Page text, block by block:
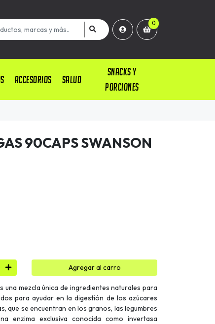
0
ACCESORIOS SALUD
SNACKS Y
PORCIONES
90CAPS SWANSON
Agregar al carro
una mezcla única de ingredientes naturales para
para ayudar en la digestión de los azúcares
que se encuentran en los granos, las legumbres
enzima exclusiva conocida como invertasa